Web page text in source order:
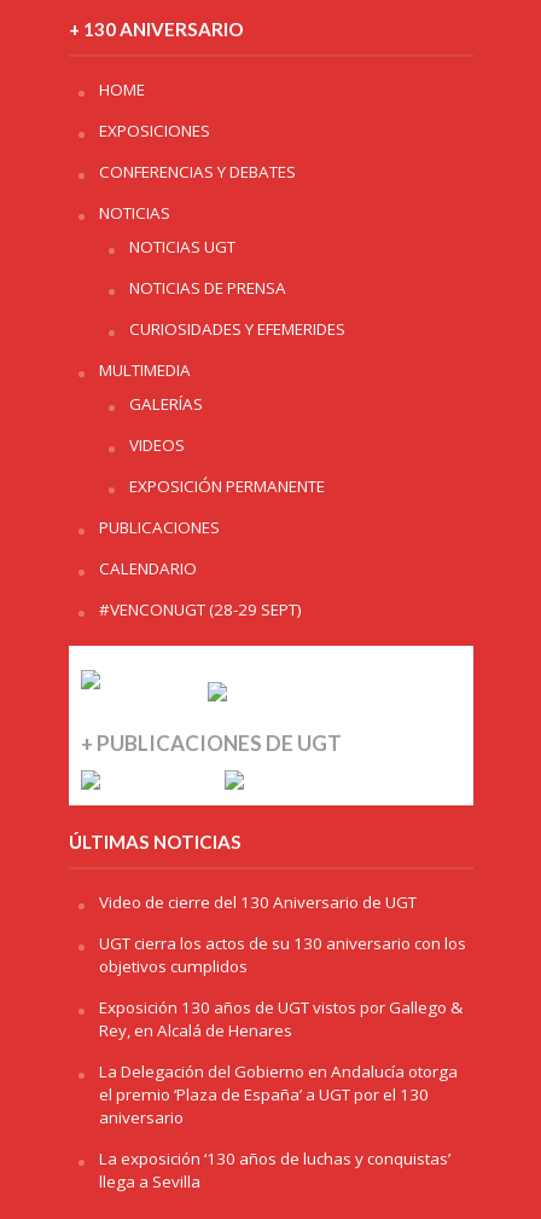
+ 130 ANIVERSARIO
HOME
EXPOSICIONES
CONFERENCIAS Y DEBATES
NOTICIAS
NOTICIAS UGT
NOTICIAS DE PRENSA
CURIOSIDADES Y EFEMERIDES
MULTIMEDIA
GALERÍAS
VIDEOS
EXPOSICIÓN PERMANENTE
PUBLICACIONES
CALENDARIO
#VENCONUGT (28-29 SEPT)
+ PUBLICACIONES DE UGT
ÚLTIMAS NOTICIAS
Video de cierre del 130 Aniversario de UGT
UGT cierra los actos de su 130 aniversario con los
objetivos cumplidos
Exposición 130 años de UGT vistos por Gallego &
Rey, en Alcalá de Henares
La Delegación del Gobierno en Andalucía otorga
el premio ‘Plaza de España’ a UGT por el 130
aniversario
La exposición ‘130 años de luchas y conquistas’
llega a Sevilla